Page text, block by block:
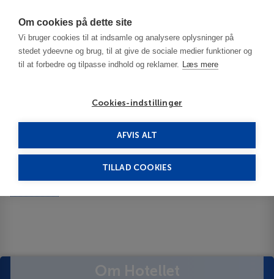
Om cookies på dette site
Vi bruger cookies til at indsamle og analysere oplysninger på
stedet ydeevne og brug, til at give de sociale medier funktioner og
til at forbedre og tilpasse indhold og reklamer. Læs mere
Cookies-indstillinger
AFVIS ALT
TILLAD COOKIES
South Iceland Hotel Ranga 4****
Hotel Ranga